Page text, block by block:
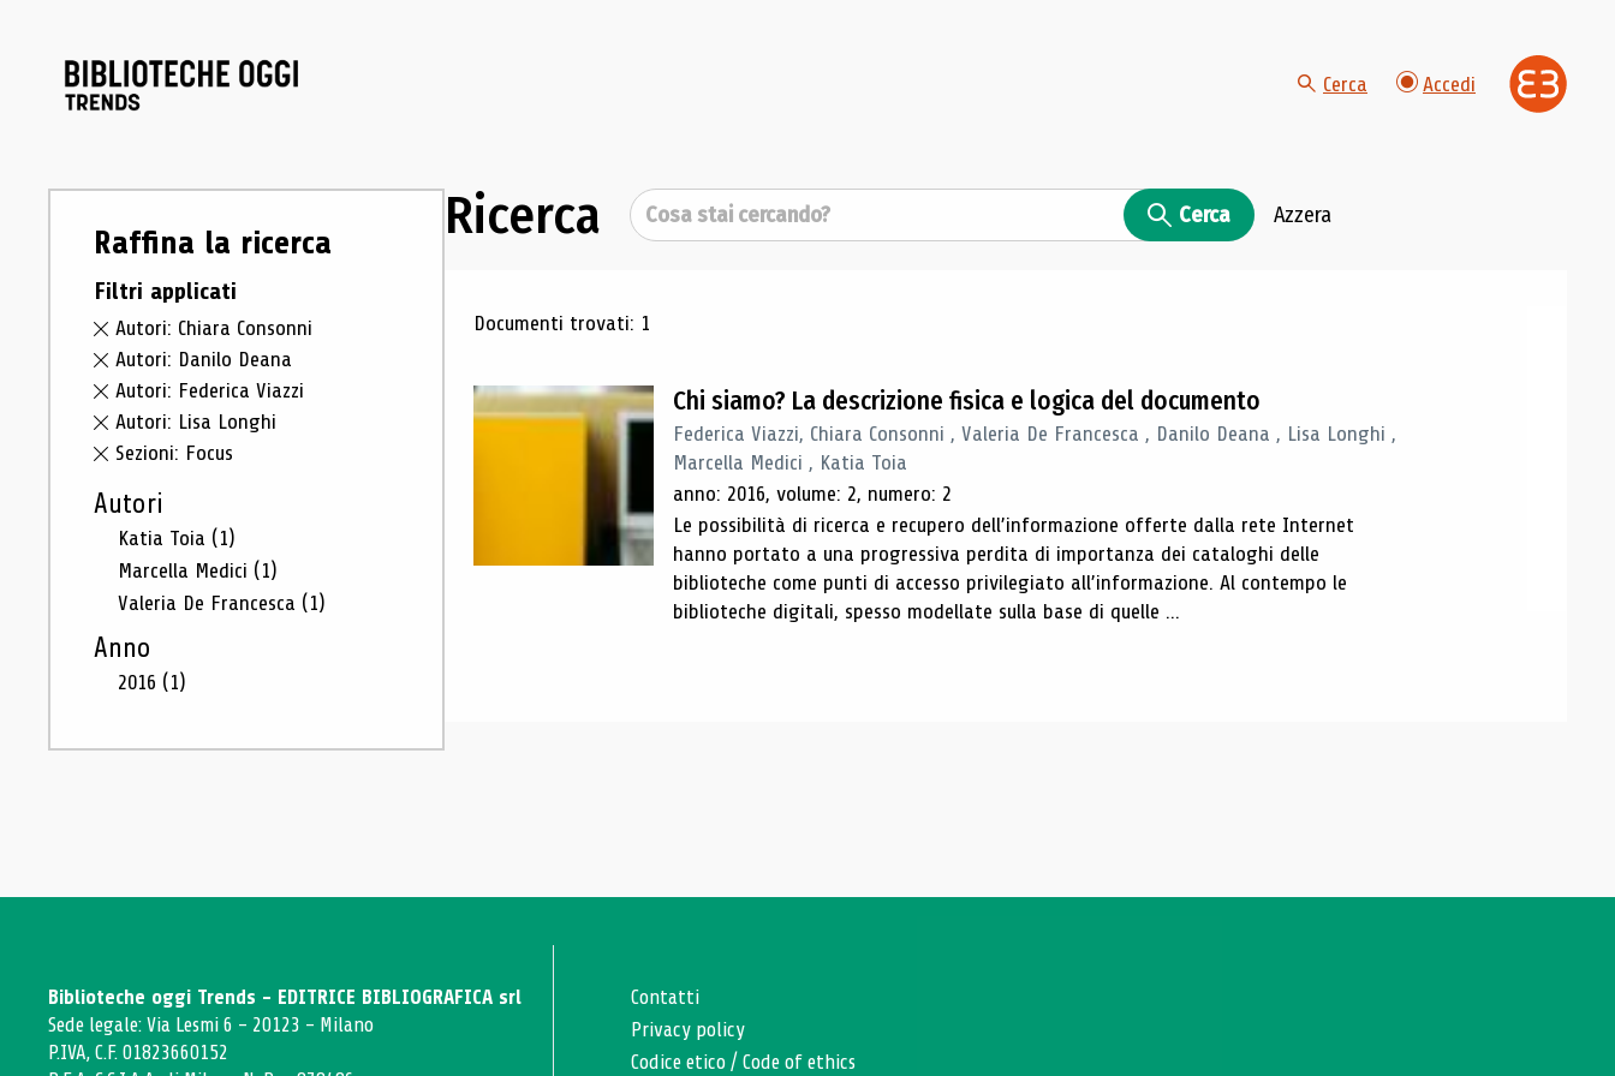
Cerca Accedi
Raffina la ricerca
Filtri applicati
Autori: Chiara Consonni
Autori: Danilo Deana
Autori: Federica Viazzi
Autori: Lisa Longhi
Sezioni: Focus
Autori
Katia Toia (1)
Marcella Medici (1)
Valeria De Francesca (1)
Anno
2016 (1)
Ricerca Cerca Cerca Azzera
Risultati di ricerca
Documenti trovati: 1
Chi siamo? La descrizione fisica e logica del documento
Federica Viazzi, Chiara Consonni , Valeria De Francesca , Danilo Deana , Lisa Longhi ,
Marcella Medici , Katia Toia
anno: 2016, volume: 2, numero: 2
Le possibilità di ricerca e recupero dell’informazione offerte dalla rete Internet
hanno portato a una progressiva perdita di importanza dei cataloghi delle
biblioteche come punti di accesso privilegiato all’informazione. Al contempo le
biblioteche digitali, spesso modellate sulla base di quelle ...
Biblioteche oggi Trends - EDITRICE BIBLIOGRAFICA srl
Sede legale: Via Lesmi 6 - 20123 - Milano
P.IVA, C.F. 01823660152
Contatti
Privacy policy
Codice etico /Code of ethics